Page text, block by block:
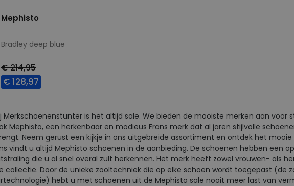
Mephisto
Bradley deep blue
€ 214,95
€ 128,97
7,5 8
Merkschoenenstunter is het altijd sale. We bieden de mooiste merken aan voor
Mephisto, een herkenbaar en modieus Frans merk dat al jaren stijlvolle
Neem gerust een kijkje in ons uitgebreide assortiment en ontdek het mooie
vindt u altijd Mephisto schoenen in de aanbieding. De schoenen hebben een
die u al snel overal zult herkennen. Het merk heeft zowel vrouwen- als
collectie. Door de unieke zooltechniek die op elke schoen wordt toegepast (de
hebt u met schoenen uit de Mephisto sale nooit meer last van